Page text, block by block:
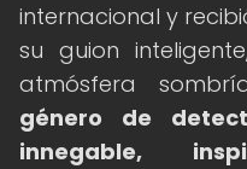
internacional y
su guion
atmósfera
género de
innegable,